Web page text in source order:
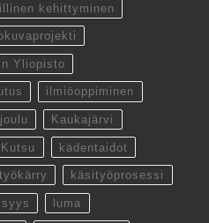
kehittyminen
Yliopisto
ilmiöoppiminen
joulu Kaukajärvi
Kutsu kädentaidot
käsityöprosessi
luma